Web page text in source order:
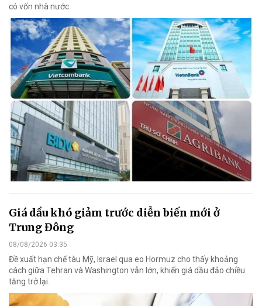
có vốn nhà nước.
Giá dầu khó giảm trước diễn biến mới ở
Trung Đông
08/08/2026 03:35
Đề xuất hạn chế tàu Mỹ, Israel qua eo Hormuz cho thấy khoảng
cách giữa Tehran và Washington vẫn lớn, khiến giá dầu đảo chiều
tăng trở lại.